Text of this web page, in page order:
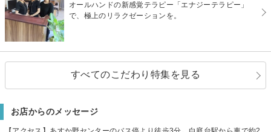
オールハンドの新感覚テラピー「エナジーテラピー」
で、極上のリラクゼーションを。
すべてのこだわり特集を見る
お店からのメッセージ